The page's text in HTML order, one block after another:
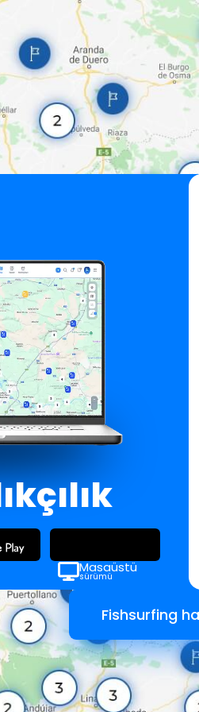
Masaüstü
sürümü
Fishsurfing